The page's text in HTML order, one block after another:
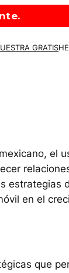
GRATIS
el
estrategias
en el
que